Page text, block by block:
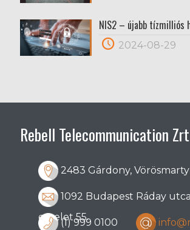
NIS2 – újabb tízmilliós
2024-08-29
Rebell Telecommunication
2483 Gárdony, Vörösmarty
1092 Budapest Ráday utca
emelet 55.
(1) 999 0100